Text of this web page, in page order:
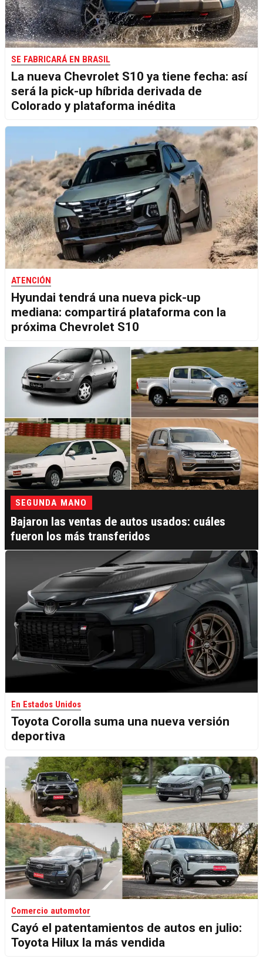
SE FABRICARÁ EN BRASIL
La nueva Chevrolet S10 ya tiene fecha: así
será la pick-up híbrida derivada de
Colorado y plataforma inédita
ATENCIÓN
Hyundai tendrá una nueva pick-up
mediana: compartirá plataforma con la
próxima Chevrolet S10
SEGUNDA MANO
Bajaron las ventas de autos usados: cuáles
fueron los más transferidos
En Estados Unidos
Toyota Corolla suma una nueva versión
deportiva
Comercio automotor
Cayó el patentamientos de autos en julio:
Toyota Hilux la más vendida